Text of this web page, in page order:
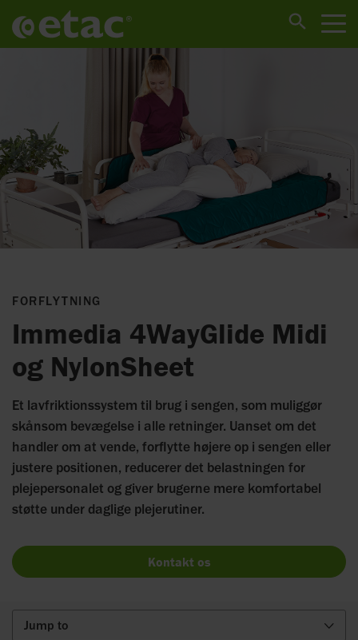
FORFLYTNING
Immedia 4WayGlide Midi
og NylonSheet
Et lavfriktionssystem til brug i sengen, som muliggør
skånsom bevægelse i alle retninger. Uanset om det
handler om at vende, forflytte højere op i sengen eller
justere positionen, reducerer det belastningen for
plejepersonalet og giver brugerne mere komfortabel
støtte under daglige plejerutiner.
Kontakt os
Jump to